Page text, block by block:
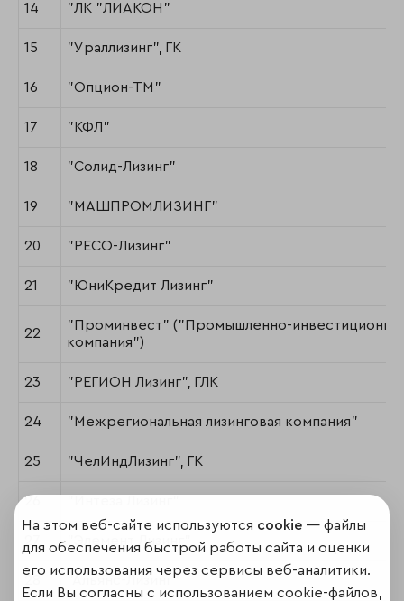
14 "ЛК "ЛИАКОН"
15 "Ураллизинг", ГК
16 "Опцион-ТМ"
17 "КФЛ"
18 "Солид-Лизинг"
19 "МАШПРОМЛИЗИНГ"
20 "РЕСО-Лизинг"
21 "ЮниКредит Лизинг"
22
"Проминвест" ("Промышленно-
компания")
23 "РЕГИОН Лизинг", ГЛК
24 "Межрегиональная лизинговая компания"
25 "ЧелИндЛизинг", ГК
26
"Элемент Лизинг"
"Альянс-Лизинг"
На этом веб-сайте используются cookie — файлы
для обеспечения быстрой работы сайта и оценки
его использования через сервисы веб-аналитики.
Если Вы согласны с использованием cookie-файлов,